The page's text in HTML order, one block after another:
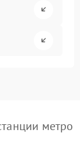
метро